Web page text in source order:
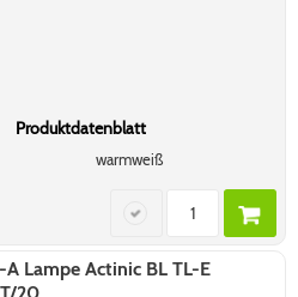
Produktdatenblatt
warmweiß
Lampe Actinic BL TL-E